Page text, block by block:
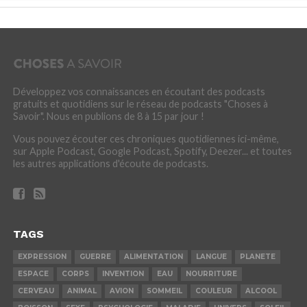
Développez vos connaissances en écoutant des podcasts
gratuits et quotidiens sur le réseau de podcasts "Choses à
Savoir". Nous en publions de 8 à 15 par jour !
Vous pouvez écouter ces chroniques quotidiennes ici-même,
sur Apple Podcast, Google Podcast, Spotify, Deezer... et toutes
les autres applications d'écoute de podcasts.
TAGS
EXPRESSION GUERRE ALIMENTATION LANGUE
PLANETE
ESPACE
CORPS INVENTION EAU
NOURRITURE
CERVEAU
ANIMAL AVION SOMMEIL COULEUR
ALCOOL